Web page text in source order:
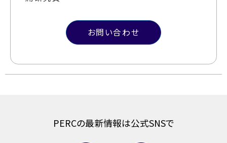
お問い合わせ
PERCの最新情報は公式SNSで